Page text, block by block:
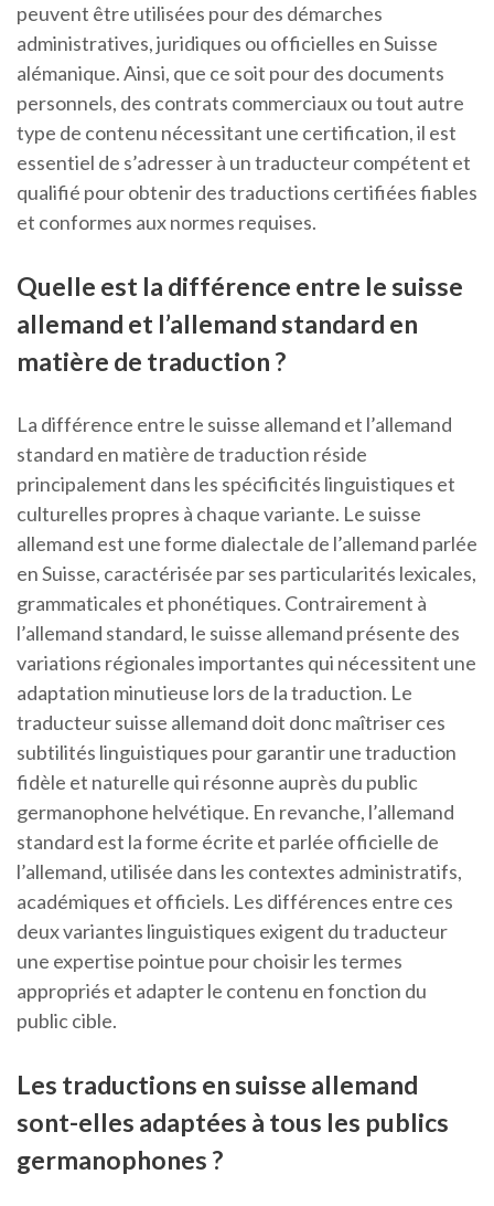
peuvent être utilisées pour des démarches
administratives, juridiques ou officielles en Suisse
alémanique. Ainsi, que ce soit pour des documents
personnels, des contrats commerciaux ou tout autre
type de contenu nécessitant une certification, il est
essentiel de s’adresser à un traducteur compétent et
qualifié pour obtenir des traductions certifiées fiables
et conformes aux normes requises.
Quelle est la différence entre le suisse
allemand et l’allemand standard en
matière de traduction ?
La différence entre le suisse allemand et l’allemand
standard en matière de traduction réside
principalement dans les spécificités linguistiques et
culturelles propres à chaque variante. Le suisse
allemand est une forme dialectale de l’allemand parlée
en Suisse, caractérisée par ses particularités lexicales,
grammaticales et phonétiques. Contrairement à
l’allemand standard, le suisse allemand présente des
variations régionales importantes qui nécessitent une
adaptation minutieuse lors de la traduction. Le
traducteur suisse allemand doit donc maîtriser ces
subtilités linguistiques pour garantir une traduction
fidèle et naturelle qui résonne auprès du public
germanophone helvétique. En revanche, l’allemand
standard est la forme écrite et parlée officielle de
l’allemand, utilisée dans les contextes administratifs,
académiques et officiels. Les différences entre ces
deux variantes linguistiques exigent du traducteur
une expertise pointue pour choisir les termes
appropriés et adapter le contenu en fonction du
public cible.
Les traductions en suisse allemand
sont-elles adaptées à tous les publics
germanophones ?